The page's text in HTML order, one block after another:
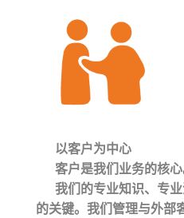
以客户为中心
客户是我们业务的核心
我们的专业知识、专
的关键。我们管理与外部